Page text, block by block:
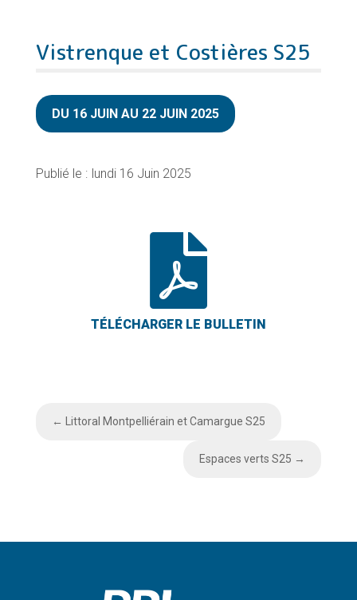
Vistrenque et Costières S25
DU 16 JUIN AU 22 JUIN 2025
lundi 16 Juin 2025

← Littoral Montpelliérain et Camargue S25
Espaces verts S25 →